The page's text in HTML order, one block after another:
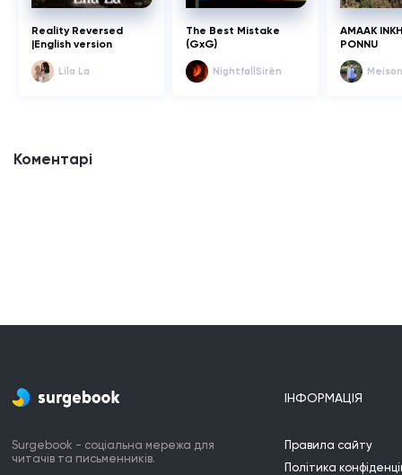
Reality Reversed
|English version
Lila La
The Best Mistake
(GxG)
NightfallSirën
AMAAK
PONNU
Коментарі
Surgebook - соціальна мережа для
читачів та письменників.
ІНФОРМАЦІЯ
Правила сайту
Політика